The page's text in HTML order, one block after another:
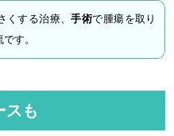
くする治療、手術で腫瘍を取り
す。
スも